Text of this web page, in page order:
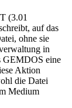
(3.01
auf das
ohne sie
in
GEMDOS eine
Aktion
die Datei
Medium